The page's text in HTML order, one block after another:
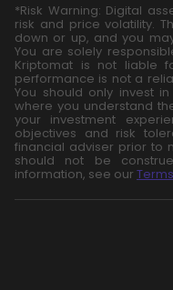
*Risk Warning: Digital
risk and price volatility.
down or up, and you
You are solely
Kriptomat is not liable
performance is not a
You should only invest
where you understand
your investment
objectives and risk
financial adviser prior to
should not be
information, see our